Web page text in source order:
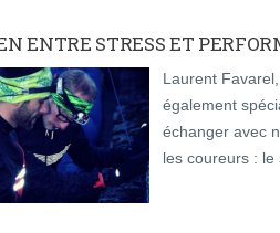
ENTRE STRESS ET
Laurent
également
échanger avec
les coureurs : le